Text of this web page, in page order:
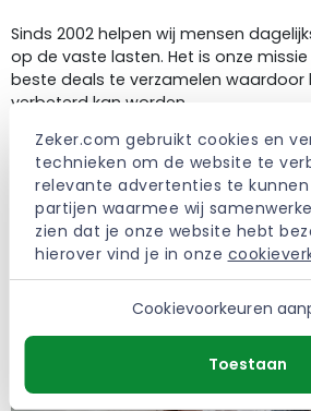
Zeker.com gebruikt cookies en
technieken om de website te
relevante advertenties te kunnen
partijen waarmee wij
zien dat je onze website hebt
hierover vind je in onze
Cookievoorkeuren
Toestaan
Sinds 2002 helpen wij mensen
op de vaste lasten. Het is onze
beste deals te verzamelen
verbeterd kan worden.
> Meer over Zeker.com